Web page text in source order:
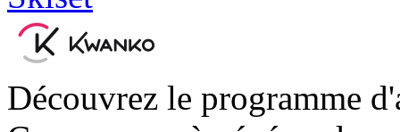
Découvrez le programme